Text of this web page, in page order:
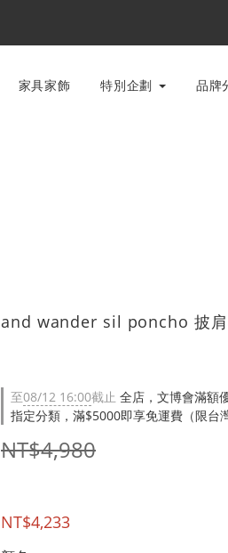
家具家飾 特別企劃 品牌
and wander sil poncho 披肩
至08/12 16:00截止 全店，文博會滿額
指定分類，滿$5000即享免運費（限台
NT$4,980
NT$4,233